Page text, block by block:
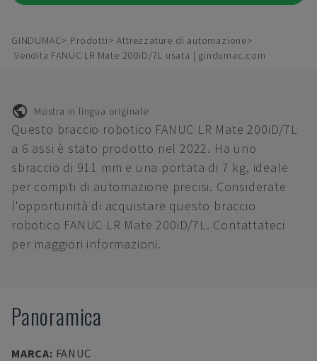
GINDUMAC Prodotti
Attrezzature di automazione
Vendita FANUC LR Mate 200iD/7L usata | gindumac.com
Mostra in lingua originale
Questo braccio robotico FANUC LR Mate 200iD/7L
a 6 assi è stato prodotto nel 2022. Ha uno
sbraccio di 911 mm e una portata di 7 kg, ideale
per compiti di automazione precisi. Considerate
l'opportunità di acquistare questo braccio
robotico FANUC LR Mate 200iD/7L. Contattateci
per maggiori informazioni.
Panoramica
MARCA: FANUC